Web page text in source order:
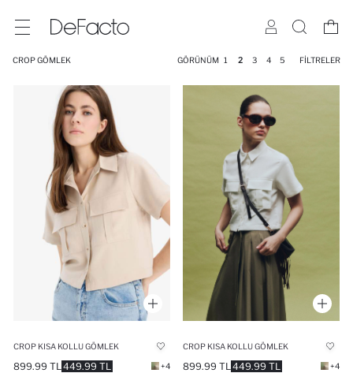
CROP GÖMLEK GÖRÜNÜM 1 2 3 4 5 FILTRELER
CROP KISA KOLLU GÖMLEK
449.99 TL
899.99 TL +4
CROP KISA KOLLU GÖMLEK
449.99 TL
899.99 TL +4